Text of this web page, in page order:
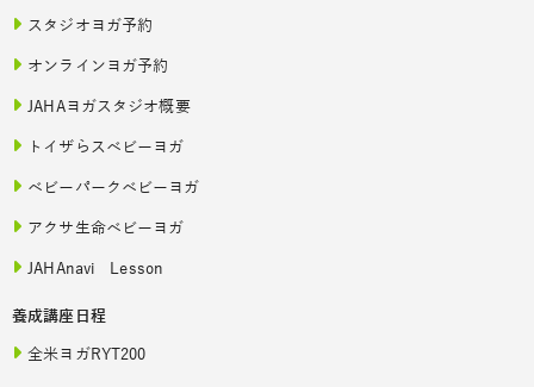
スタジオヨガ予約
オンラインヨガ予約
JAHAヨガスタジオ概要
トイザらスベビーヨガ
ベビーパークベビーヨガ
アクサ生命ベビーヨガ
JAHAnavi Lesson
養成講座日程
全米ヨガRYT200